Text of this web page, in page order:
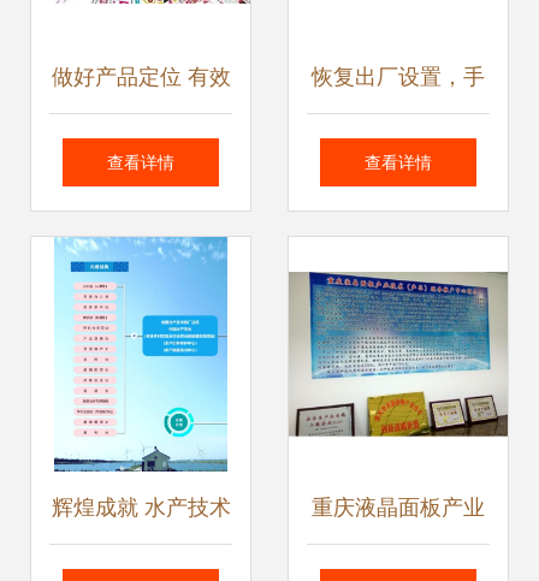
做好产品定位 有效
提升邮件营销阅读
查看详情
恢复出厂设置，手
机真的会变得很流
里！
查看详情
辉煌成就 水产技术 重庆液晶面板产业